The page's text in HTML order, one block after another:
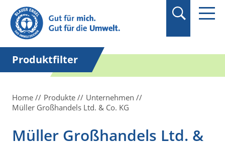
Suchbegriff in
Anführungszeichen
setzen.
Produktfilter
Home Produkte
Unternehmen
Müller Großhandels Ltd. & Co. KG
Müller Großhandels Ltd. &